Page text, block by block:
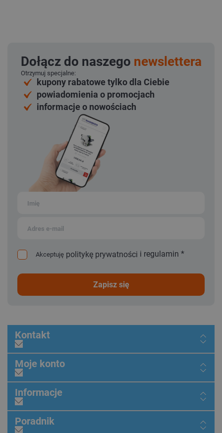
Dołącz do naszego newslettera
Otrzymuj specjalne:
kupony rabatowe tylko dla Ciebie
powiadomienia o promocjach
informacje o nowościach
Akceptuję politykę prywatności i regulamin *
zapisz się
Kontakt
Moje konto
Informacje
Poradnik